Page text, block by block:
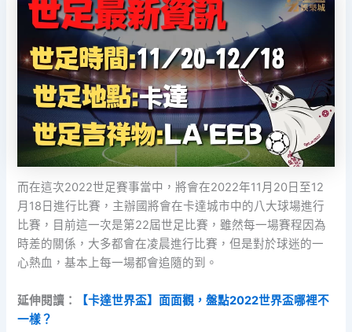
而在這次2022世足賽事當中，將會在2022年11月20日至12
月18日進行比賽，主辦國將會在卡達城市中的八大球場進行
比賽，目前這一次是第22屆世足比賽，雖然每一場賽程因為
時差的關係，大多都會在凌晨進行比賽，但是對於球迷的一
心熱血，基本上每一場都會追隨的到。
延伸閱讀：
【卡達世界盃】面面觀，盤點2022世界盃哪裡不
一樣？